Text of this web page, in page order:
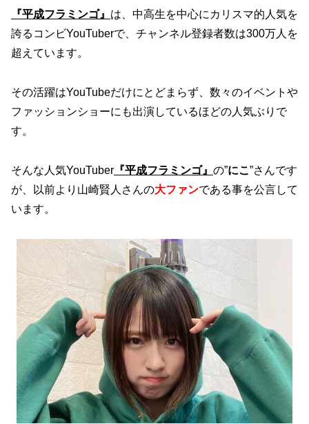
『平成フラミンゴ』 は、中高生を中心にカリスマ的人気を
誇るコンビYouTuberで、チャンネル登録者数は300万人を
超えています。
その活躍はYouTubeだけにとどまらず、数々のイベントや
ファッションショーにも出演しているほどの人気ぶりで
す。
そんな人気YouTuber 『平成フラミンゴ』 の”にこ ”さんです
が、以前より山崎賢人さんの大ファンである事を公言して
います。